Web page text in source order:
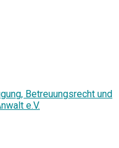
Betreuungsrecht und
e.V.